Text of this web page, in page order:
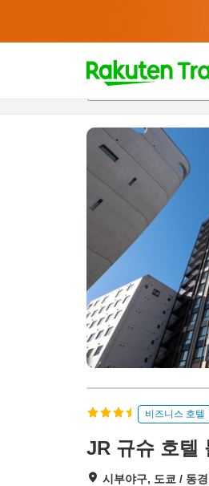
t
p
a
e
e
개요객실 & 숙박 상품이
비즈니스 호텔
JR 규슈 호텔
시부야구, 도쿄 / 동